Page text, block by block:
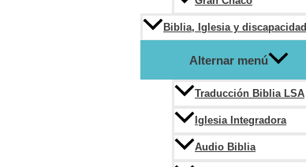
Biblia, Iglesia y discapacidad
Alternar menú
Traducción Biblia LSA
Iglesia Integradora
Audio Biblia